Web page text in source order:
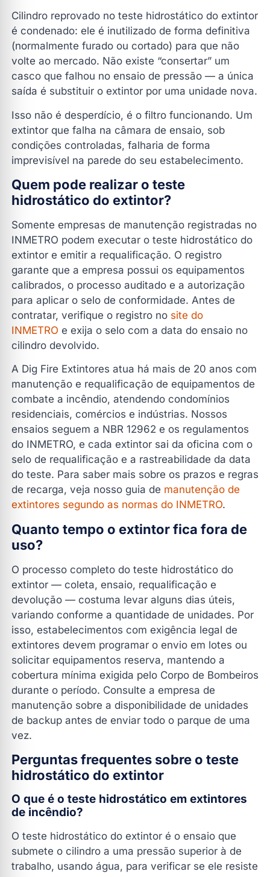
Cilindro reprovado no teste hidrostático do extintor
é condenado: ele é inutilizado de forma definitiva
(normalmente furado ou cortado) para que não
volte ao mercado. Não existe “consertar” um
casco que falhou no ensaio de pressão — a única
saída é substituir o extintor por uma unidade nova.
Isso não é desperdício, é o filtro funcionando. Um
extintor que falha na câmara de ensaio, sob
condições controladas, falharia de forma
imprevisível na parede do seu estabelecimento.
Quem pode realizar o teste
hidrostático do extintor?
Somente empresas de manutenção registradas no
INMETRO podem executar o teste hidrostático do
extintor e emitir a requalificação. O registro
garante que a empresa possui os equipamentos
calibrados, o processo auditado e a autorização
para aplicar o selo de conformidade. Antes de
contratar, verifique o registro no site do
INMETRO e exija o selo com a data do ensaio no
cilindro devolvido.
A Dig Fire Extintores atua há mais de 20 anos com
manutenção e requalificação de equipamentos de
combate a incêndio, atendendo condomínios
residenciais, comércios e indústrias. Nossos
ensaios seguem a NBR 12962 e os regulamentos
do INMETRO, e cada extintor sai da oficina com o
selo de requalificação e a rastreabilidade da data
do teste. Para saber mais sobre os prazos e regras
de recarga, veja nosso guia de manutenção de
extintores segundo as normas do INMETRO.
Quanto tempo o extintor fica fora de
uso?
O processo completo do teste hidrostático do
extintor — coleta, ensaio, requalificação e
devolução — costuma levar alguns dias úteis,
variando conforme a quantidade de unidades. Por
isso, estabelecimentos com exigência legal de
extintores devem programar o envio em lotes ou
solicitar equipamentos reserva, mantendo a
cobertura mínima exigida pelo Corpo de Bombeiros
durante o período. Consulte a empresa de
manutenção sobre a disponibilidade de unidades
de backup antes de enviar todo o parque de uma
vez.
Perguntas frequentes sobre o teste
hidrostático do extintor
O que é o teste hidrostático em extintores
de incêndio?
O teste hidrostático do extintor é o ensaio que
submete o cilindro a uma pressão superior à de
trabalho, usando água, para verificar se ele resiste